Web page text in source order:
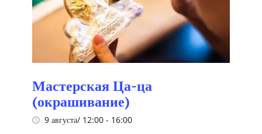
Мастерская Ца-ца
(окрашивание)
9 августа/ 12:00 - 16:00